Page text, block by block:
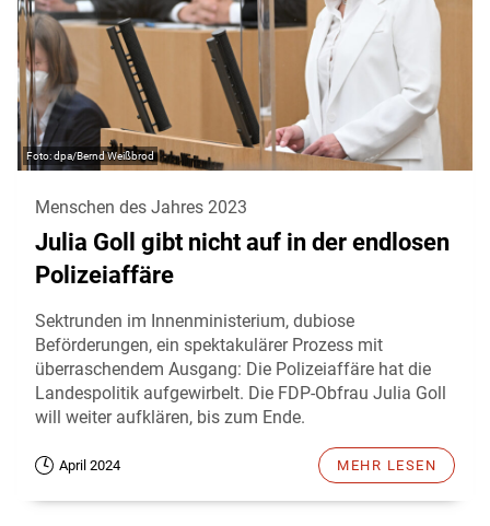
dpa/Bernd Weißbrod
Menschen des Jahres 2023
Julia Goll gibt nicht auf in der endlosen
Polizeiaffäre
Sektrunden im Innenministerium, dubiose
Beförderungen, ein spektakulärer Prozess mit
überraschendem Ausgang: Die Polizeiaffäre hat die
Landespolitik aufgewirbelt. Die FDP-Obfrau Julia Goll
will weiter aufklären, bis zum Ende.
April 2024 MEHR LESEN